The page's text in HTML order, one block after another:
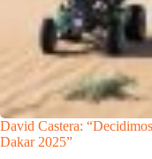
David Castera:
Dakar 2025”